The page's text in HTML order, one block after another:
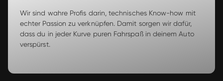
Wir sind wahre Profis darin, technisches Know-how mit
echter Passion zu verknüpfen. Damit sorgen wir dafür,
dass du in jeder Kurve puren Fahrspaß in deinem Auto
verspürst.